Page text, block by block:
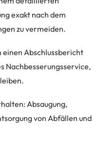
exakt nach dem
zu vermeiden.
einen Abschlussbericht
Nachbesserungsservice,
Absaugung,
von Abfällen und